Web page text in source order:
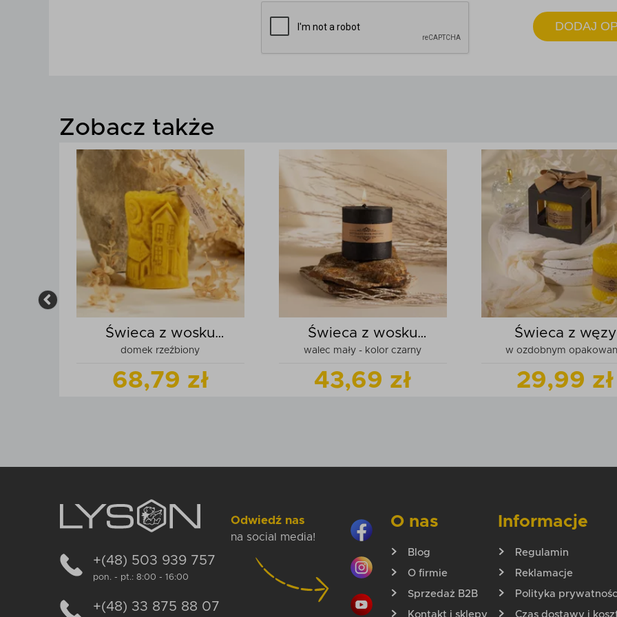
DODAJ
Zobacz także
Świeca z wosku
pszczelego
domek rzeźbiony
68,79 zł
Dodaj do koszyka
Świeca z wosku
pszczelego
walec mały - kolor czarny
43,69 zł
Dodaj do koszyka
Świeca z węzy
pszczelej
w ozdobnym
29,99 zł
Dodaj do
+(48) 503 939 757
pon. - pt.: 8:00 - 16:00
+(48) 33 875 88 07
Odwiedź nas
na social media!
O nas
Blog
O firmie
Sprzedaż B2B
Kontakt i sklepy
Informacje
Regulamin
Reklamacje
Polityka
Czas dostawy i